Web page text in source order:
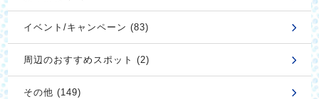
イベント/キャンペーン (83)
周辺のおすすめスポット (2)
その他 (149)